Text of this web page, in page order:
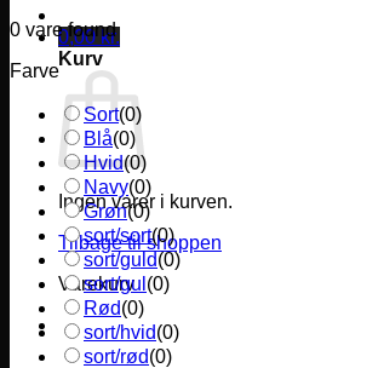
0,00 kr.
Kurv
Ingen varer i kurven.
Tilbage til shoppen
Varekurv
0 vare found
Farve
Sort(0)
Blå(0)
Hvid(0)
Navy(0)
Grøn(0)
sort/sort(0)
sort/guld(0)
sort/gul (0)
Rød(0)
sort/hvid(0)
sort/rød(0)